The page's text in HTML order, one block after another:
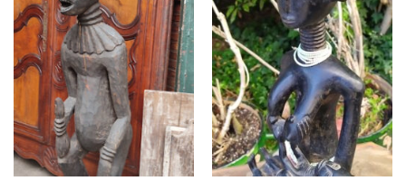
RUPTURE DE STOCK RUPTURE DE STOCK